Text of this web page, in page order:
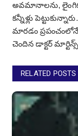
అవమానాలను, లైంగిక
కన్నీళ్లు
మారడం
చెందిన డాక్టర్‌
RELATED POSTS